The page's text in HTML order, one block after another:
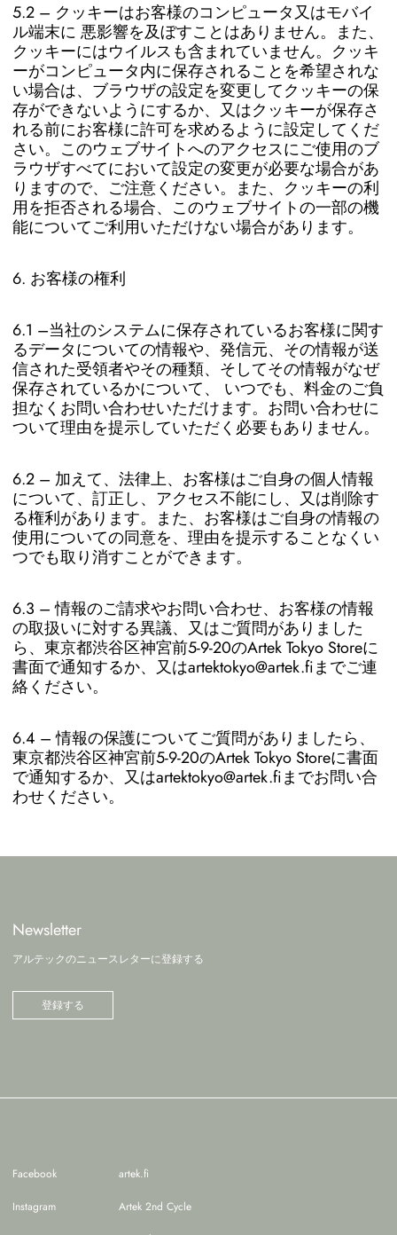
5.2 – クッキーはお客様のコンピュータ又はモバイ
ル端末に 悪影響を及ぼすことはありません。また、
クッキーにはウイルスも含まれていません。クッキ
ーがコンピュータ内に保存されることを希望されな
い場合は、ブラウザの設定を変更してクッキーの保
存ができないようにするか、又はクッキーが保存さ
れる前にお客様に許可を求めるように設定してくだ
さい。このウェブサイトへのアクセスにご使用のブ
ラウザすべてにおいて設定の変更が必要な場合があ
りますので、ご注意ください。また、クッキーの利
用を拒否される場合、このウェブサイトの一部の機
能についてご利用いただけない場合があります。
6. お客様の権利
6.1 –当社のシステムに保存されているお客様に関す
るデータについての情報や、発信元、その情報が送
信された受領者やその種類、そしてその情報がなぜ
保存されているかについて、 いつでも、料金のご負
担なくお問い合わせいただけます。お問い合わせに
ついて理由を提示していただく必要もありません。
6.2 – 加えて、法律上、お客様はご自身の個人情報
について、訂正し、アクセス不能にし、又は削除す
る権利があります。また、お客様はご自身の情報の
使用についての同意を、理由を提示することなくい
つでも取り消すことができます。
6.3 – 情報のご請求やお問い合わせ、お客様の情報
の取扱いに対する異議、又はご質問がありました
ら、 東京都渋谷区神宮前5-9-20のArtek Tokyo Storeに
書面で通知するか、又はartektokyo@artek.fiまでご連
絡ください。
6.4 – 情報の保護についてご質問がありましたら、
東京都渋谷区神宮前5-9-20のArtek Tokyo Storeに書面
で通知するか、又はartektokyo@artek.fiまでお問い合
わせください。
Newsletter
アルテックのニュースレターに登録する
登録する
Facebook
Instagram
artek.fi
Artek 2nd Cycle